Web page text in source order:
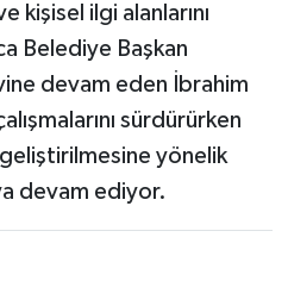
kişisel ilgi alanlarını
Belediye Başkan
devam eden İbrahim
sürdürürken
yönelik
devam ediyor.